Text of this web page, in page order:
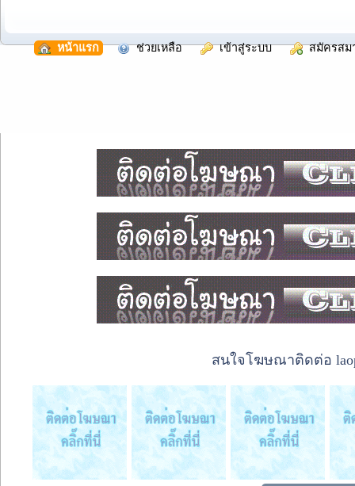
หน้าแรก ช่วยเหลือ เข้าสู่ระบบ สมัครสม
สนใจโฆษณาติดต่อ